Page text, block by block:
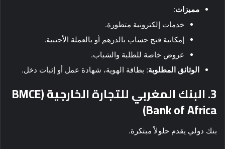
مميزات:
خدمات إلكترونية متطورة.
إمكانية فتح حساب بالدرهم أو بالعملة الأجنبية.
عروض خاصة للطلبة والشباب.
الوثائق المطلوبة: بطاقة الهوية، شهادة عمل أو إثبات دخل.
3. البنك المغربي للتجارة الخارجية (BMCE
Bank of Africa)
بنك دولي يقدم حلولاً مبتكرة.